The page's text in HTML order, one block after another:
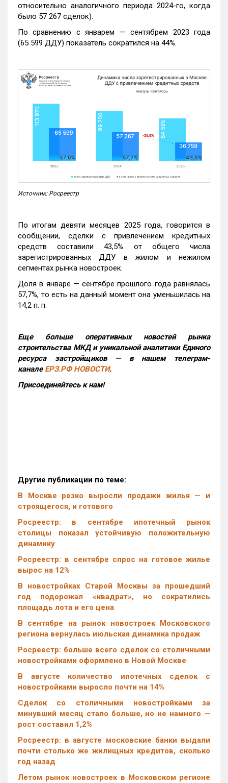
относительно аналогичного периода 2024-го, когда
было 57 267 сделок).
По сравнению с январем — сентябрем 2023 года
(65 599 ДДУ) показатель сократился на 44%.
Источник: Росреестр
По итогам девяти месяцев 2025 года, говорится в
сообщении, сделки с привлечением кредитных
средств составили 43,5% от общего числа
зарегистрированных ДДУ в жилом и нежилом
сегментах рынка новостроек.
Доля в январе — сентябре прошлого года равнялась
57,7%, то есть на данный момент она уменьшилась на
14,2 п. п.
Еще больше оперативных новостей рынка
строительства МКД и уникальной аналитики Единого
ресурса застройщиков — в нашем телеграм-
канале ЕРЗ.РФ НОВОСТИ.
Присоединяйтесь к нам!
Другие публикации по теме:
В Москве резко выросли продажи жилья — и
строящегося, и готового
Росреестр: в сентябре ипотечный рынок
столицы показал устойчивую положительную
динамику
Росреестр: в сентябре спрос на готовое жилье
вырос на 12%
В новостройках Старой Москвы за прошедший
год подорожал «квадрат», но сократились
площадь лота и его цена
В сентябре на рынок новостроек Московского
региона вернулась июльская динамика продаж
Росреестр: больше всего сделок со столичными
новостройками оформлено в Новой Москве
В августе количество ипотечных сделок с
новостройками выросло почти на 14%
Cделок со столичными новостройками за
минувший месяц стало больше, но не намного —
рост составил 1,2%
Росреестр: в августе московские банки выдали
почти столько же жилищных кредитов, сколько
год назад
Летом рынок новостроек в Московском регионе